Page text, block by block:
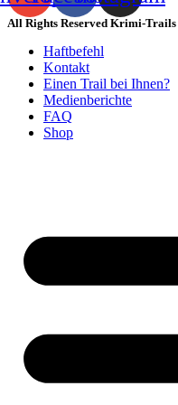
All Rights Reserved Krimi-Trails
Haftbefehl
Kontakt
Einen Trail bei Ihnen?
Medienberichte
FAQ
Shop